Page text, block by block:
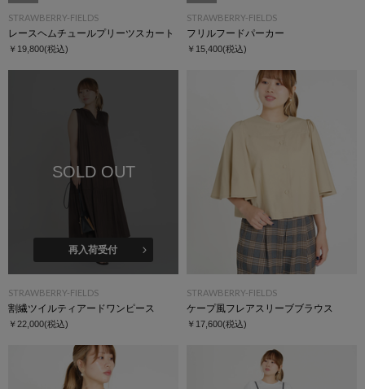
STRAWBERRY-FIELDS
レースヘムチュールプリーツスカート
￥19,800(税込)
STRAWBERRY-FIELDS
フリルフードパーカー
￥15,400(税込)
SOLD OUT
再入荷受付
STRAWBERRY-FIELDS
割繊ツイルティアードワンピース
￥22,000(税込)
STRAWBERRY-FIELDS
ケープ風フレアスリーブブラウス
￥17,600(税込)